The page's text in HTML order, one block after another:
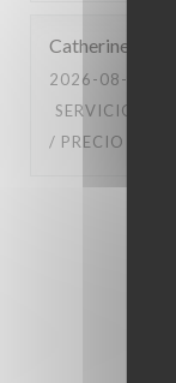
Catherine
2026-08-01
-
SERVICIO
/ PRECIO